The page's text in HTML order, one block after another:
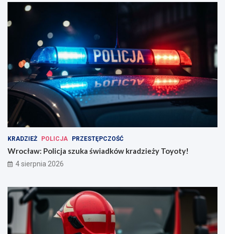
KRADZIEŻ POLICJA PRZESTĘPCZOŚĆ
Wrocław: Policja szuka świadków kradzieży Toyoty!
4 sierpnia 2026